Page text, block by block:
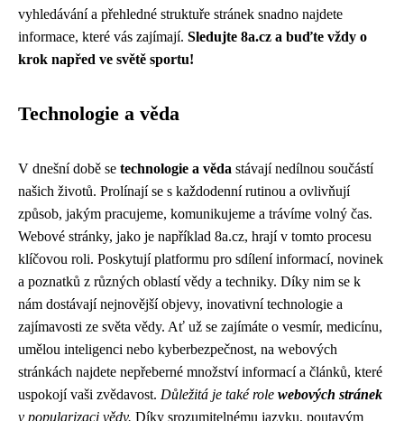
vyhledávání a přehledné struktuře stránek snadno najdete
informace, které vás zajímají. Sledujte 8a.cz a buďte vždy o
krok napřed ve světě sportu!
Technologie a věda
V dnešní době se technologie a věda stávají nedílnou součástí
našich životů. Prolínají se s každodenní rutinou a ovlivňují
způsob, jakým pracujeme, komunikujeme a trávíme volný čas.
Webové stránky, jako je například 8a.cz, hrají v tomto procesu
klíčovou roli. Poskytují platformu pro sdílení informací, novinek
a poznatků z různých oblastí vědy a techniky. Díky nim se k
nám dostávají nejnovější objevy, inovativní technologie a
zajímavosti ze světa vědy. Ať už se zajímáte o vesmír, medicínu,
umělou inteligenci nebo kyberbezpečnost, na webových
stránkách najdete nepřeberné množství informací a článků, které
uspokojí vaši zvědavost. Důležitá je také role webových stránek
v popularizaci vědy. Díky srozumitelnému jazyku, poutavým